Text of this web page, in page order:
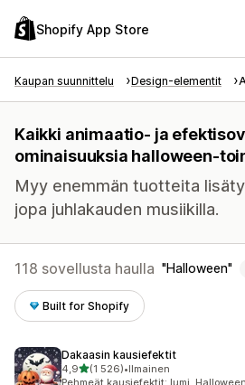
Shopify App Store
Kaupan suunnittelu Design-elementit
Kaikki animaatio- ja
ominaisuuksia halloween-
Myy enemmän tuotteita
jopa juhlakauden musiikilla.
118 sovellusta haulla Halloween
Built for Shopify
Dakaasin kausiefektit
4,9/ 5 tähteä
(1 526)
1526 arvostelua yhteensä
•Ilmainen
Pehmeät kausiefektit: lumi,